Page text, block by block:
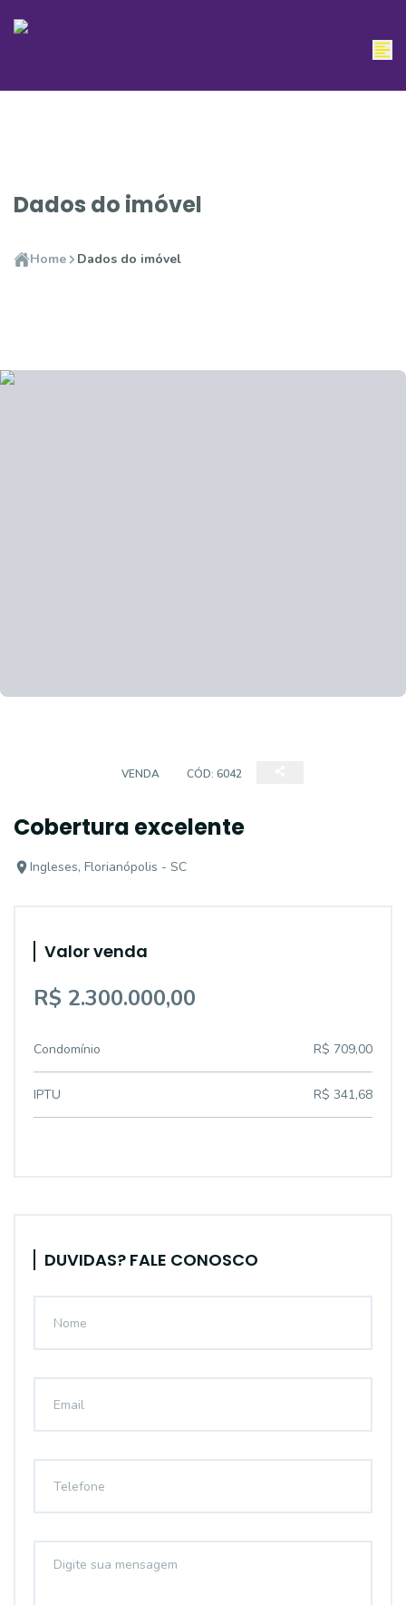
Dados do imóvel
Home Dados do imóvel
VENDA CÓD: 6042
Cobertura excelente
Ingleses, Florianópolis - SC
Valor venda
R$ 2.300.000,00
Condomínio R$ 709,00
IPTU R$ 341,68
DUVIDAS? FALE CONOSCO